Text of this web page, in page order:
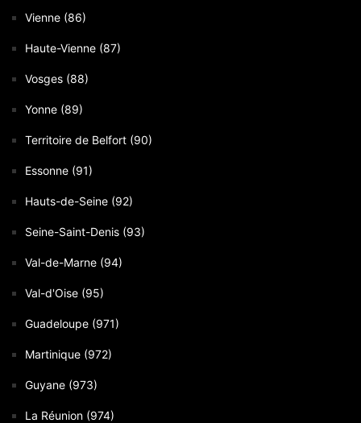
Vienne (86)
Haute-Vienne (87)
Vosges (88)
Yonne (89)
Territoire de Belfort (90)
Essonne (91)
Hauts-de-Seine (92)
Seine-Saint-Denis (93)
Val-de-Marne (94)
Val-d'Oise (95)
Guadeloupe (971)
Martinique (972)
Guyane (973)
La Réunion (974)